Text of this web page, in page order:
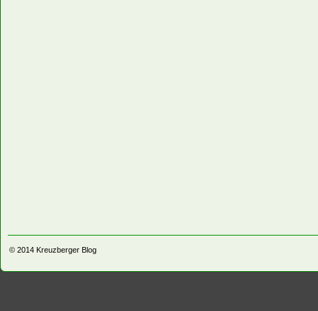
© 2014 Kreuzberger Blog